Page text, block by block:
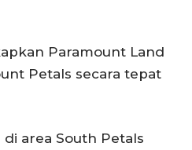
Paramount Land
Petals secara tepat
area South Petals